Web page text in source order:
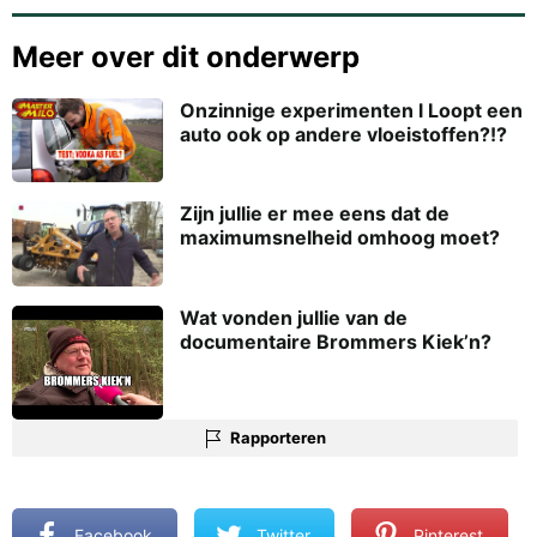
Meer over dit onderwerp
Onzinnige experimenten l Loopt een
auto ook op andere vloeistoffen?!?
Zijn jullie er mee eens dat de
maximumsnelheid omhoog moet?
Wat vonden jullie van de
documentaire Brommers Kiek’n?
Rapporteren